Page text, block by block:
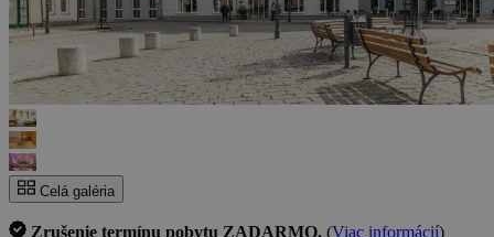
Celá galéria
Zrušenie termínu pobytu ZADARMO. (Viac informácií)